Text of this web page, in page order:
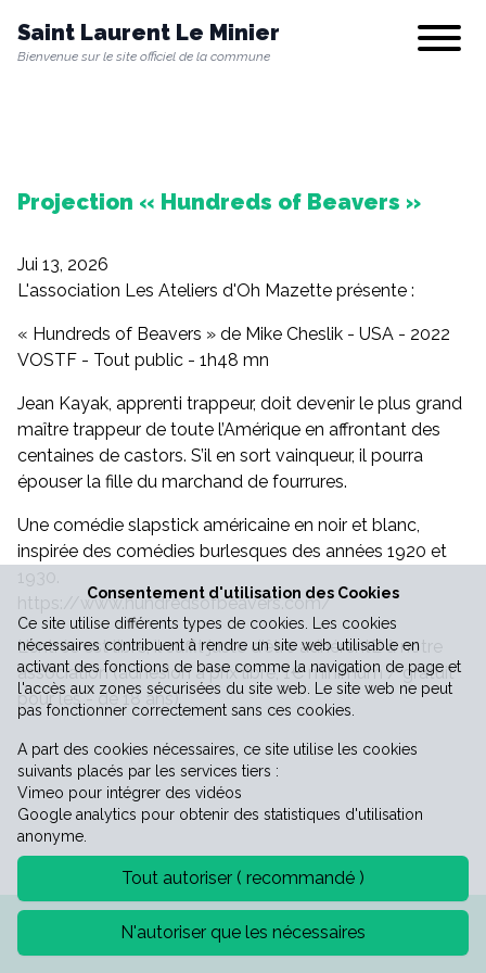
Saint Laurent Le Minier
Bienvenue sur le site officiel de la commune
Show/
Vie municipale
Vie quotidienne
Culture & Loisirs
Environnement
Vie économique
Projection « Hundreds of Beavers »
Jui 13, 2026
L'association Les Ateliers d'Oh Mazette présente :
« Hundreds of Beavers » de Mike Cheslik - USA - 2022
VOSTF - Tout public - 1h48 mn
Jean Kayak, apprenti trappeur, doit devenir le plus grand
maître trappeur de toute l’Amérique en affrontant des
centaines de castors. S’il en sort vainqueur, il pourra
épouser la fille du marchand de fourrures.
Une comédie slapstick américaine en noir et blanc,
inspirée des comédies burlesques des années 1920 et
1930.
https://www.hundredsofbeavers.com/
L'entrée est libre, il suffit juste d'être adhérentE à notre
association (adhésion à prix libre, 1€ minimum / gratuit
pour les - de 18 ans).
©2026 Mairie de Saint-Laurent-le-minier
Consentement d'utilisation des Cookies
Ce site utilise différents types de cookies. Les cookies
nécessaires contribuent à rendre un site web utilisable en
activant des fonctions de base comme la navigation de page et
l'accès aux zones sécurisées du site web. Le site web ne peut
pas fonctionner correctement sans ces cookies.
A part des cookies nécessaires, ce site utilise les cookies
suivants placés par les services tiers :
Vimeo pour intégrer des vidéos
Google analytics pour obtenir des statistiques d'utilisation
anonyme.
Tout autoriser ( recommandé )
N'autoriser que les nécessaires